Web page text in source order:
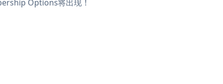
Options将出现！